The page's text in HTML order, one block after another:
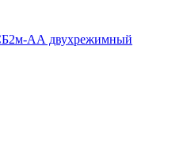
АА двухрежимный